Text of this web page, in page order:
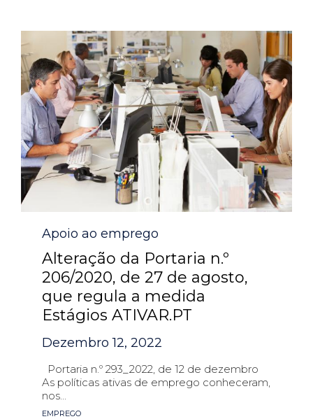
Category
Apoio ao emprego
Alteração da Portaria n.º
206/2020, de 27 de agosto,
que regula a medida
Estágios ATIVAR.PT
Dezembro 12, 2022
Portaria n.º 293_2022, de 12 de dezembro
As políticas ativas de emprego conheceram,
nos...
Tags
EMPREGO